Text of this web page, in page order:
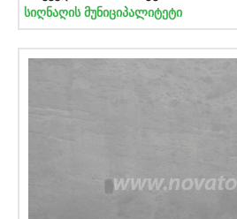
სიღნაღის მუნიციპალიტეტი